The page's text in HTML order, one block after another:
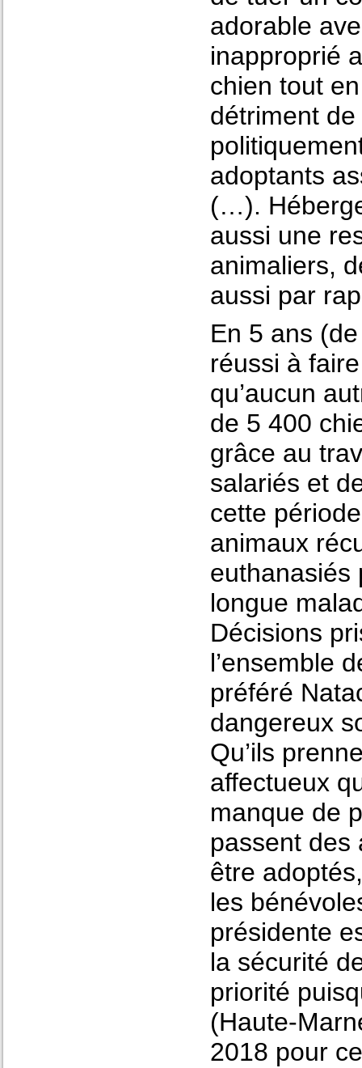
adorable
inapproprié
chien tout
détriment
adoptants
(…).
aussi une
animaliers,
aussi par
En 5 ans
réussi à
qu’aucun
de 5 400
grâce au
salariés et
cette
animaux
euthanasiés
longue
Décisions
l’ensemble
préféré
dangereux
Qu’ils
affectueux
manque de
passent des
être
les
présidente
la sécurité
priorité
(Haute-
2018 pour